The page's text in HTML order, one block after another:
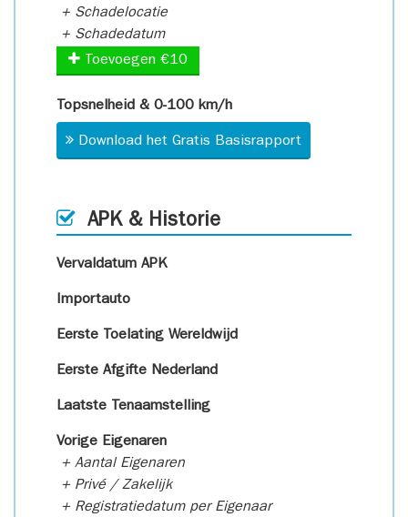
+ Schadelocatie
+ Schadedatum
Toevoegen €10
Topsnelheid & 0-100 km/h
Download het Gratis Basisrapport
APK & Historie
Vervaldatum APK
Importauto
Eerste Toelating Wereldwijd
Eerste Afgifte Nederland
Laatste Tenaamstelling
Vorige Eigenaren
+ Aantal Eigenaren
+ Privé / Zakelijk
+ Registratiedatum per Eigenaar